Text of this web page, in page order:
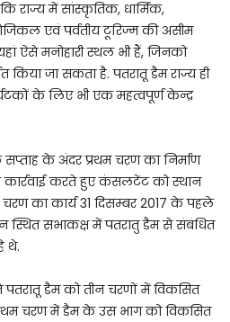
राज्य में सांस्कृतिक, धार्मिक,
एवं पर्वतीय टूरिज्म की असीम
ऐसे मनोहारी स्थल भी हैं, जिनको
जा सकता है. पतरातू डैम राज्य ही
के लिए भी एक महत्वपूर्ण केन्द्र
सप्ताह के अंदर प्रथम चरण का निर्माण
करते हुए कंसलटेंट को स्थान
का कार्य 31 दिसम्बर 2017 के पहले
सभाकक्ष में पतरातु डैम से संबंधित
थे.
डैम को तीन चरणों में विकसित
चरण में डैम के उस भाग को विकसित